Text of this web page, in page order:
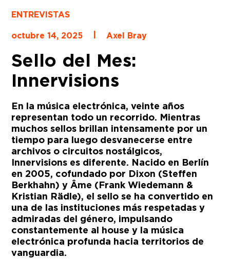
ENTREVISTAS
octubre 14, 2025
Axel Bray
Sello del Mes:
Innervisions
En la música electrónica, veinte años
representan todo un recorrido. Mientras
muchos sellos brillan intensamente por un
tiempo para luego desvanecerse entre
archivos o circuitos nostálgicos,
Innervisions es diferente. Nacido en Berlín
en 2005, cofundado por Dixon (Steffen
Berkhahn) y Âme (Frank Wiedemann &
Kristian Rädle), el sello se ha convertido en
una de las instituciones más respetadas y
admiradas del género, impulsando
constantemente al house y la música
electrónica profunda hacia territorios de
vanguardia.